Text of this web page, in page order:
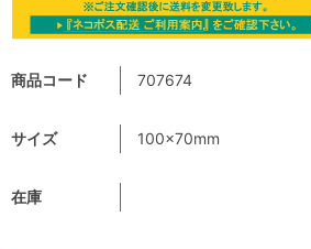
商品コード 707674
サイズ 100x70mm
在庫